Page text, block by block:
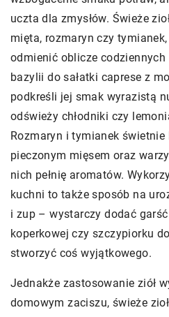
uczta dla zmysłów. Świeże
mięta, rozmaryn czy
odmienić oblicze codziennych
bazylii do sałatki caprese z
podkreśli jej smak wyrazistą
odświeży chłodniki czy
Rozmaryn i tymianek
pieczonym mięsem oraz
nich pełnię aromatów.
kuchni to także sposób na
i zup – wystarczy dodać
koperkowej czy szczypiorku
stworzyć coś wyjątkowego.
Jednakże zastosowanie ziół
domowym zaciszu, świeże